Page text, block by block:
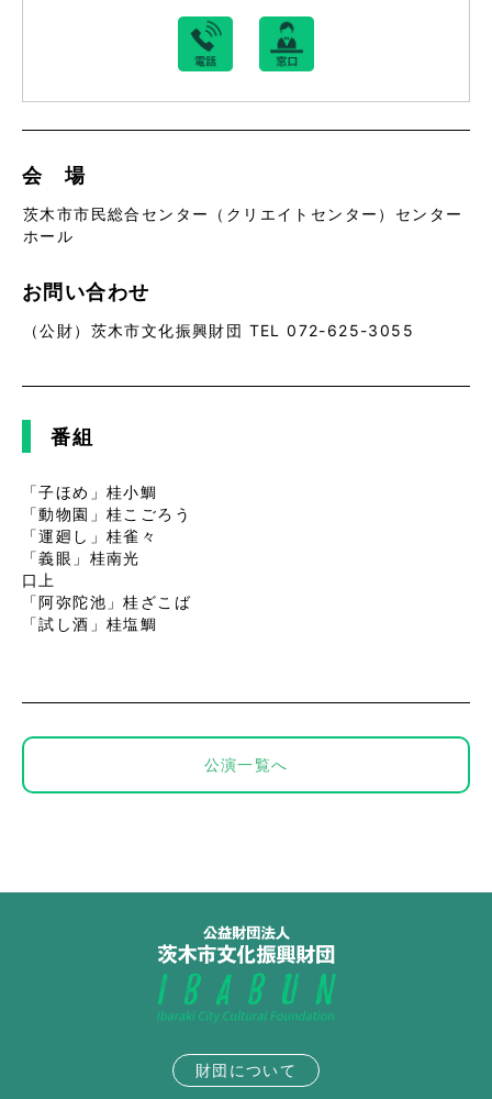
会 場
茨木市市民総合センター（クリエイトセンター）センター
ホール
お問い合わせ
（公財）茨木市文化振興財団 TEL 072-625-3055
番組
「子ほめ」桂小鯛
「動物園」桂こごろう
「運廻し」桂雀々
「義眼」桂南光
口上
「阿弥陀池」桂ざこば
「試し酒」桂塩鯛
公演一覧へ
財団について